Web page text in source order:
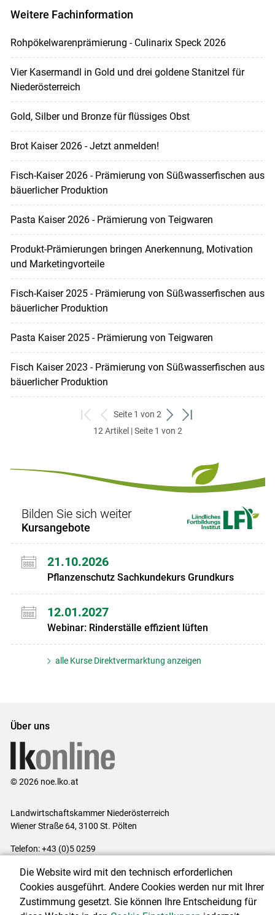
Weitere Fachinformation
Rohpökelwarenprämierung - Culinarix Speck 2026
Vier Kasermandl in Gold und drei goldene Stanitzel für
Niederösterreich
Gold, Silber und Bronze für flüssiges Obst
Brot Kaiser 2026 - Jetzt anmelden!
Fisch-Kaiser 2026 - Prämierung von Süßwasserfischen aus
bäuerlicher Produktion
Pasta Kaiser 2026 - Prämierung von Teigwaren
Produkt-Prämierungen bringen Anerkennung, Motivation
und Marketingvorteile
Fisch-Kaiser 2025 - Prämierung von Süßwasserfischen aus
bäuerlicher Produktion
Pasta Kaiser 2025 - Prämierung von Teigwaren
Fisch Kaiser 2023 - Prämierung von Süßwasserfischen aus
bäuerlicher Produktion
zum
ersten
zurück
zum
Seite 1 von 2
weiter
zum
zum
12 Artikel | Seite 1 von 2
Bilden Sie sich weiter
Kursangebote
21.10.2026
Pflanzenschutz Sachkundekurs Grundkurs
12.01.2027
Webinar: Rinderställe effizient lüften
alle Kurse Direktvermarktung anzeigen
Über uns
© 2026 noe.lko.at
Landwirtschaftskammer Niederösterreich
Wiener Straße 64, 3100 St. Pölten
Telefon: +43 (0)5 0259
Impressum|Kontakt|Datenschutzerklärung|Barrierefreiheit|
Cookie-Einstellungen
Die Website wird mit den technisch erforderlichen
Cookies ausgeführt. Andere Cookies werden nur mit Ihrer
Zustimmung gesetzt. Sie können Ihre Entscheidung für